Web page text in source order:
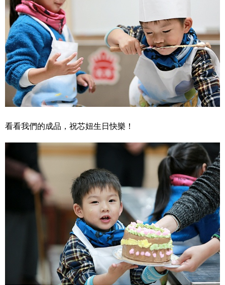
看看我們的成品，祝芯妞生日快樂！